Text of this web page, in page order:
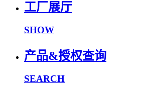
工厂展厅
SHOW
产品&授权查询
SEARCH